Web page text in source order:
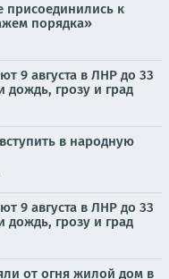
присоединились к
порядка»
9 августа в ЛНР до 33
дождь, грозу и град
в народную
9 августа в ЛНР до 33
дождь, грозу и град
от огня жилой дом в